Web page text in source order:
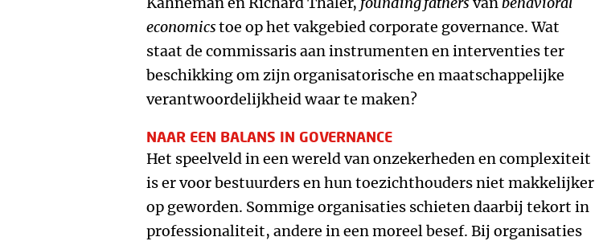
economicstoe op het vakgebied corporate governance. Wat
staat de commissaris aan instrumenten en interventies ter
beschikking om zijn organisatorische en maatschappelijke
verantwoordelijkheid waar te maken?
NAAR EEN BALANS IN GOVERNANCE
Het speelveld in een wereld van onzekerheden en complexiteit
is er voor bestuurders en hun toezichthouders niet makkelijker
op geworden. Sommige organisaties schieten daarbij tekort in
professionaliteit, andere in een moreel besef. Bij organisaties